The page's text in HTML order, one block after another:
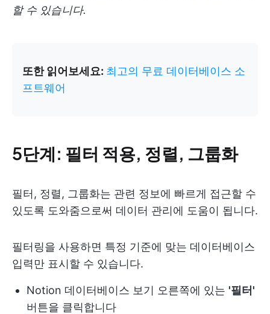
할 수 있습니다.
또한 읽어보세요: 최고의 무료 데이터베이스 소
프트웨어
5단계: 필터 적용, 정렬, 그룹화
필터, 정렬, 그룹화는 관련 정보에 빠르게 접근할 수
있도록 도와줌으로써 데이터 관리에 도움이 됩니다.
필터링을 사용하면 특정 기준에 맞는 데이터베이스
입력만 표시할 수 있습니다.
Notion 데이터베이스 보기 오른쪽에 있는 '필터'
버튼을 클릭합니다